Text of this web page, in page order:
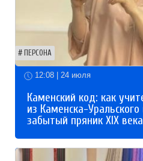
ПЕРСОНА
12:08 | 24 июля
Каменский код: как
из Каменска-
забытый пряник XIX века